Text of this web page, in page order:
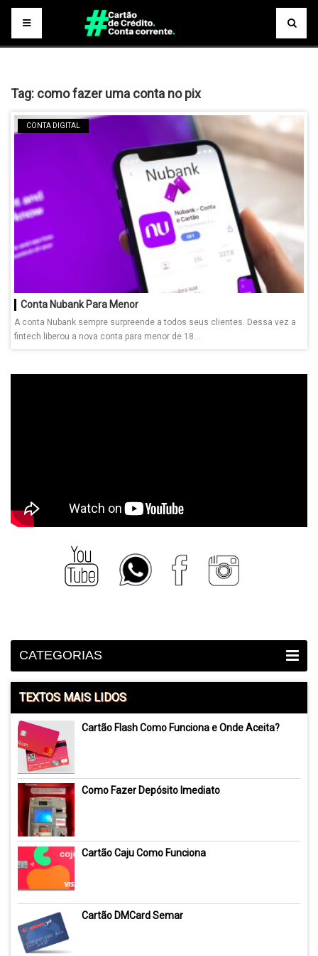
Tag: como fazer uma conta no pix
CONTA DIGITAL
Conta Nubank Para Menor
A conta Nubank sempre surpreende a todos seus clientes. Dessa vez a
fintech liberou a nova conta para menor de 18...
CATEGORIAS
TEXTOS MAIS LIDOS
Cartão Flash Como Funciona e Onde Aceita?
Como Fazer Depósito Imediato
Cartão Caju Como Funciona
Cartão DMCard Semar